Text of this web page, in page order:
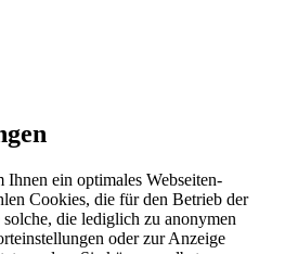
ein optimales Webseiten-
Cookies, die für den Betrieb der
die lediglich zu anonymen
oder zur Anzeige